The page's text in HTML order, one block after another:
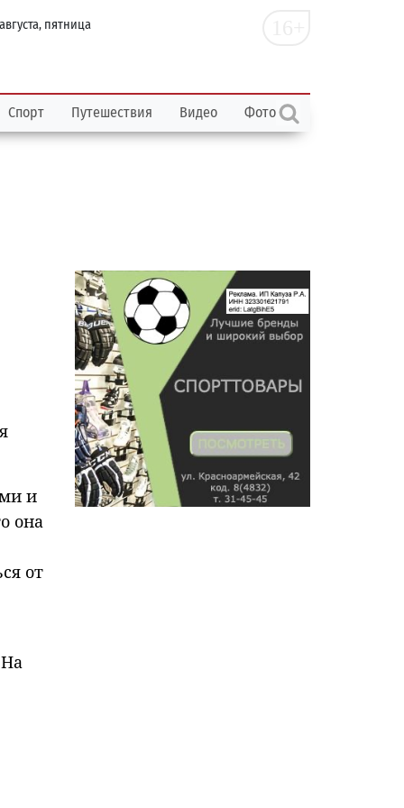
пятница
Спорт Путешествия Видео Фото
и
она
от